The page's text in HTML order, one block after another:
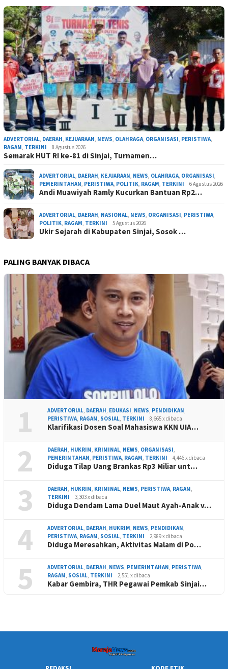
ADVERTORIAL, DAERAH, KEJUARAAN, NEWS, OLAHRAGA, ORGANISASI, PERISTIWA,
RAGAM, TERKINI 8 Agustus 2026
Semarak HUT RI ke-81 di Sinjai, Turnamen…
ADVERTORIAL, DAERAH, KEJUARAAN, NEWS, OLAHRAGA, ORGANISASI,
PEMERINTAHAN, PERISTIWA, POLITIK, RAGAM, TERKINI 6 Agustus 2026
Andi Muawiyah Ramly Kucurkan Bantuan Rp2…
ADVERTORIAL, DAERAH, NASIONAL, NEWS, ORGANISASI, PERISTIWA,
POLITIK, RAGAM, TERKINI 5 Agustus 2026
Ukir Sejarah di Kabupaten Sinjai, Sosok …
PALING BANYAK DIBACA
1 ADVERTORIAL, DAERAH, EDUKASI, NEWS, PENDIDIKAN,
PERISTIWA, RAGAM, SOSIAL, TERKINI 8,665 x dibaca
Klarifikasi Dosen Soal Mahasiswa KKN UIA…
2 DAERAH, HUKRIM, KRIMINAL, NEWS, ORGANISASI,
PEMERINTAHAN, PERISTIWA, RAGAM, TERKINI 4,446 x dibaca
Diduga Tilap Uang Brankas Rp3 Miliar unt…
3 DAERAH, HUKRIM, KRIMINAL, NEWS, PERISTIWA, RAGAM,
TERKINI
3,303 x dibaca
Diduga Dendam Lama Duel Maut Ayah-Anak v…
4 ADVERTORIAL, DAERAH, HUKRIM, NEWS, PENDIDIKAN,
PERISTIWA, RAGAM, SOSIAL, TERKINI 2,989 x dibaca
Diduga Meresahkan, Aktivitas Malam di Po…
5 ADVERTORIAL, DAERAH, NEWS, PEMERINTAHAN, PERISTIWA,
RAGAM, SOSIAL, TERKINI 2,551 x dibaca
Kabar Gembira, THR Pegawai Pemkab Sinjai…